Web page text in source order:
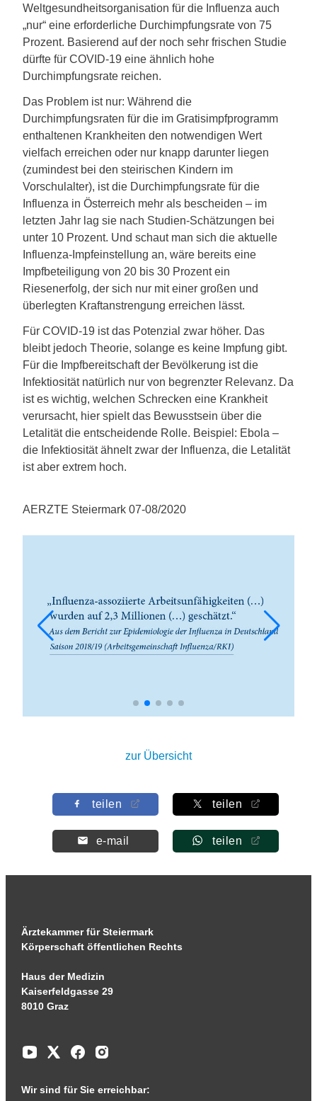
Weltgesundheitsorganisation für die Influenza auch
„nur“ eine erforderliche Durchimpfungsrate von 75
Prozent. Basierend auf der noch sehr frischen Studie
dürfte für COVID-19 eine ähnlich hohe
Durchimpfungsrate reichen.
Das Problem ist nur: Während die
Durchimpfungsraten für die im Gratisimpfprogramm
enthaltenen Krankheiten den notwendigen Wert
vielfach erreichen oder nur knapp darunter liegen
(zumindest bei den steirischen Kindern im
Vorschulalter), ist die Durchimpfungsrate für die
Influenza in Österreich mehr als bescheiden – im
letzten Jahr lag sie nach Studien-Schätzungen bei
unter 10 Prozent. Und schaut man sich die aktuelle
Influenza-Impfeinstellung an, wäre bereits eine
Impfbeteiligung von 20 bis 30 Prozent ein
Riesenerfolg, der sich nur mit einer großen und
überlegten Kraftanstrengung erreichen lässt.
Für COVID-19 ist das Potenzial zwar höher. Das
bleibt jedoch Theorie, solange es keine Impfung gibt.
Für die Impfbereitschaft der Bevölkerung ist die
Infektiosität natürlich nur von begrenzter Relevanz. Da
ist es wichtig, welchen Schrecken eine Krankheit
verursacht, hier spielt das Bewusstsein über die
Letalität die entscheidende Rolle. Beispiel: Ebola –
die Infektiosität ähnelt zwar der Influenza, die Letalität
ist aber extrem hoch.
AERZTE Steiermark 07-08/2020
zur Übersicht
teilen teilen
e-mail teilen
Ärztekammer für Steiermark
Körperschaft öffentlichen Rechts
Haus der Medizin
Kaiserfeldgasse 29
8010 Graz
Wir sind für Sie erreichbar: